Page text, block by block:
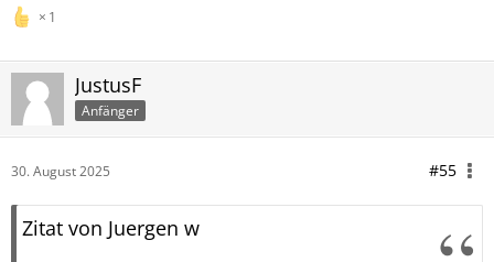
1
JustusF
Anfänger
30. August 2025 #55
Zitat von Juergen w